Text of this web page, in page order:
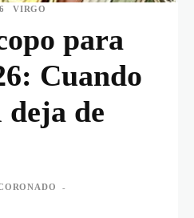
VIRGO
para
Cuando
de
-